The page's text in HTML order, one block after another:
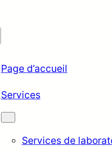
Page d’accueil
Services
Services de